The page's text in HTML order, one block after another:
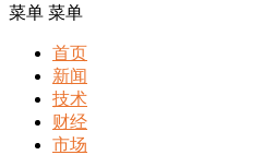
菜单 菜单
首页
新闻
技术
财经
市场